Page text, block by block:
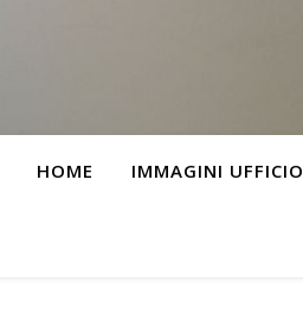
HOME IMMAGINI UFFICIO